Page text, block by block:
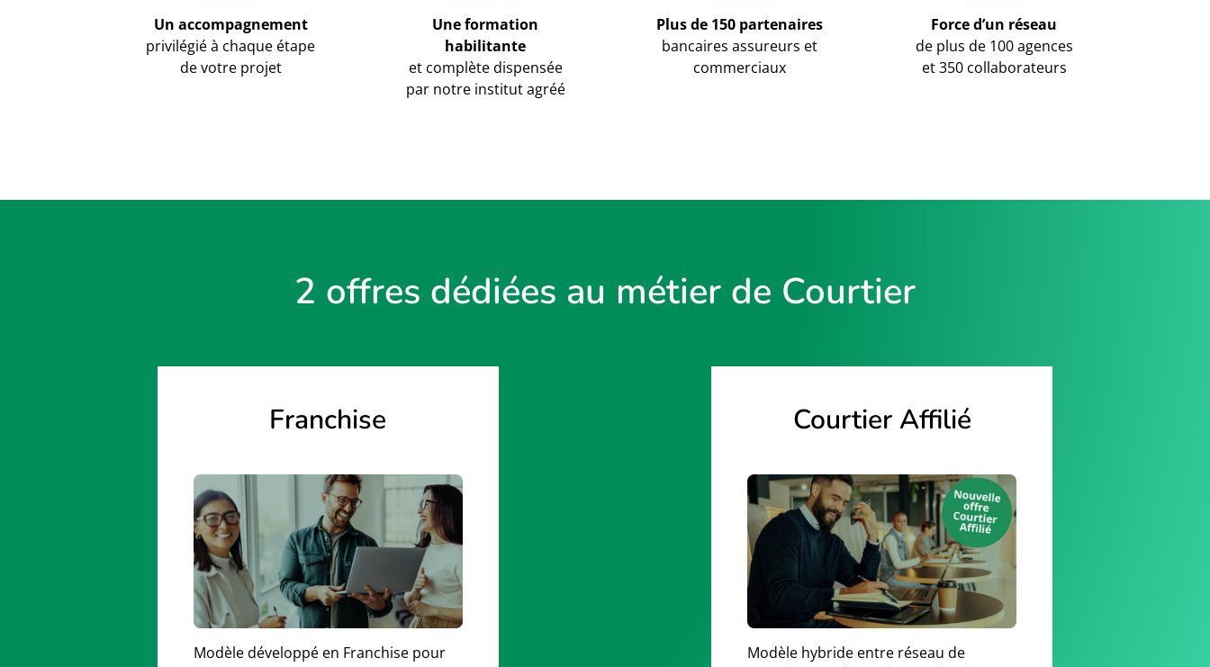
Un accompagnement
privilégié à chaque étape
de votre projet
Une formation
habilitante
et complète dispensée
par notre institut agréé
Plus de 150 partenaires
bancaires assureurs et
commerciaux
Force d’un réseau
de plus de 100 agences
et 350 collaborateurs
2 offres dédiées au métier de Courtier
Franchise
Modèle développé en Franchise​ pour
Courtier Affilié
Modèle hybride entre réseau de